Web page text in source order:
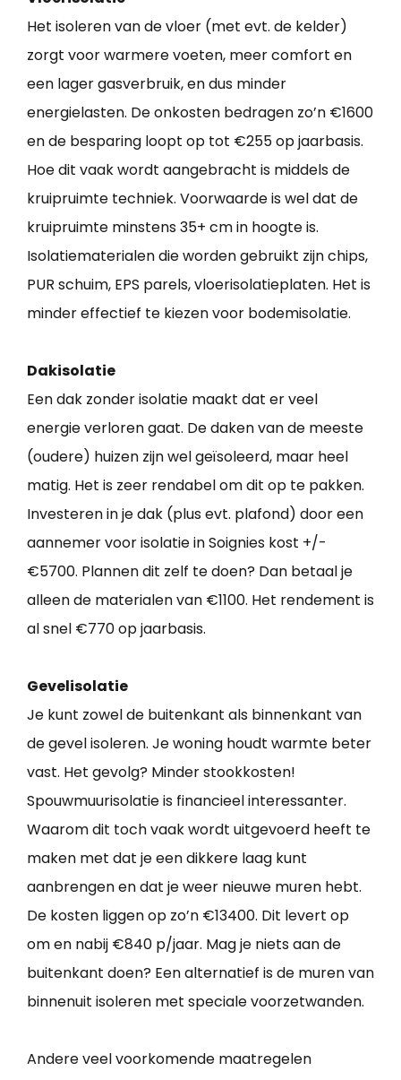
Het isoleren van de vloer (met evt. de kelder)
zorgt voor warmere voeten, meer comfort en
een lager gasverbruik, en dus minder
energielasten. De onkosten bedragen zo’n €1600
en de besparing loopt op tot €255 op jaarbasis.
Hoe dit vaak wordt aangebracht is middels de
kruipruimte techniek. Voorwaarde is wel dat de
kruipruimte minstens 35+ cm in hoogte is.
Isolatiematerialen die worden gebruikt zijn chips,
PUR schuim, EPS parels, vloerisolatieplaten. Het is
minder effectief te kiezen voor bodemisolatie.
Dakisolatie
Een dak zonder isolatie maakt dat er veel
energie verloren gaat. De daken van de meeste
(oudere) huizen zijn wel geïsoleerd, maar heel
matig. Het is zeer rendabel om dit op te pakken.
Investeren in je dak (plus evt. plafond) door een
aannemer voor isolatie in Soignies kost +/-
€5700. Plannen dit zelf te doen? Dan betaal je
alleen de materialen van €1100. Het rendement is
al snel €770 op jaarbasis.
Gevelisolatie
Je kunt zowel de buitenkant als binnenkant van
de gevel isoleren. Je woning houdt warmte beter
vast. Het gevolg? Minder stookkosten!
Spouwmuurisolatie is financieel interessanter.
Waarom dit toch vaak wordt uitgevoerd heeft te
maken met dat je een dikkere laag kunt
aanbrengen en dat je weer nieuwe muren hebt.
De kosten liggen op zo’n €13400. Dit levert op
om en nabij €840 p/jaar. Mag je niets aan de
buitenkant doen? Een alternatief is de muren van
binnenuit isoleren met speciale voorzetwanden.
Andere veel voorkomende maatregelen